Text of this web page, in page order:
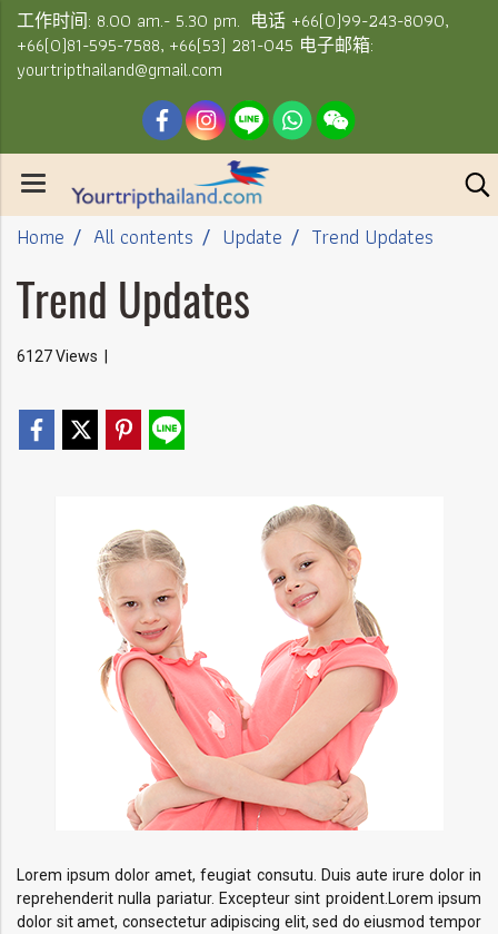
工作时间: 8.00 am.- 5.30 pm. 电话 +66(0)99-243-8090,
+66(0)81-595-7588, +66(53) 281-045 电子邮箱:
yourtripthailand@gmail.com
Home All contents Update Trend Updates
Trend Updates
6127 Views
Lorem ipsum dolor amet, feugiat consutu. Duis aute irure dolor in
reprehenderit nulla pariatur. Excepteur sint proident.Lorem ipsum
dolor sit amet, consectetur adipiscing elit, sed do eiusmod tempor